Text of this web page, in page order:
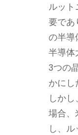
ルッ
要であ
の半導
半導体
3つの
かにし
しか
場合、
し、